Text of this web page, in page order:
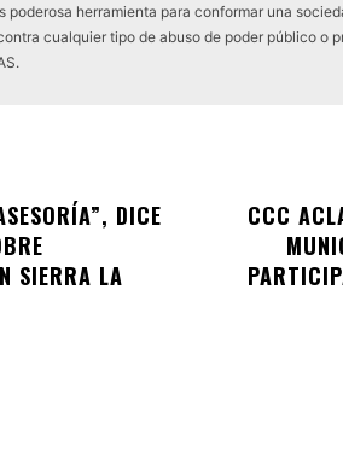
poderosa herramienta para conformar una
cualquier tipo de abuso de poder público o
DICE
SIERRA LA
CCC